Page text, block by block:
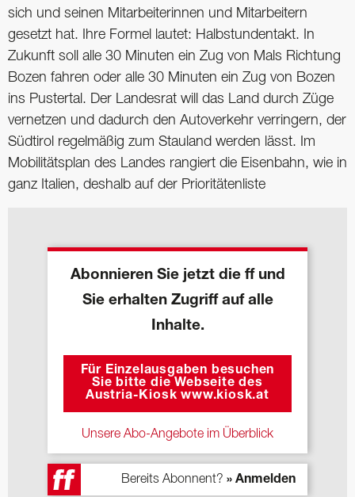
sich und seinen Mitarbeiterinnen und Mitarbeitern
gesetzt hat. Ihre Formel lautet: Halbstundentakt. In
Zukunft soll alle 30 Minuten ein Zug von Mals Richtung
Bozen fahren oder alle 30 Minuten ein Zug von Bozen
ins Pustertal. Der Landesrat will das Land durch Züge
vernetzen und dadurch den Autoverkehr verringern, der
Südtirol regelmäßig zum Stauland werden lässt. Im
Mobilitätsplan des Landes rangiert die Eisenbahn, wie in
ganz Italien, deshalb auf der Prioritätenliste
Abonnieren Sie jetzt die ff und
Sie erhalten Zugriff auf alle
Inhalte.
Für Einzelausgaben besuchen
Sie bitte die Webseite des
Austria-Kiosk www.kiosk.at
Unsere Abo-Angebote im Überblick
Bereits Abonnent? » Anmelden